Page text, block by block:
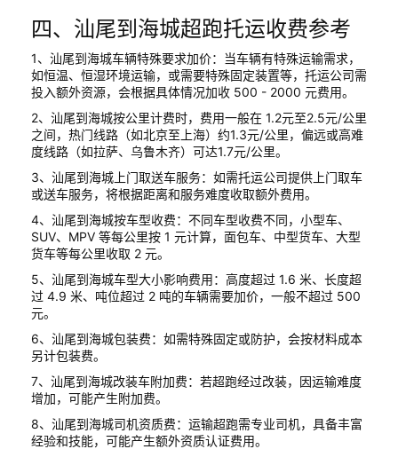
四、汕尾到海城超跑托运收费参考
1、汕尾到海城车辆特殊要求加价：当车辆有特殊运输需求，
如恒温、恒湿环境运输，或需要特殊固定装置等，托运公司需
投入额外资源，会根据具体情况加收 500 - 2000 元费用。
2、汕尾到海城按公里计费时，费用一般在 1.2元至2.5元/公里
之间，热门线路（如北京至上海）约1.3元/公里，偏远或高难
度线路（如拉萨、乌鲁木齐）可达1.7元/公里。
3、汕尾到海城上门取送车服务：如需托运公司提供上门取车
或送车服务，将根据距离和服务难度收取额外费用。
4、汕尾到海城按车型收费：不同车型收费不同，小型车、
SUV、MPV 等每公里按 1 元计算，面包车、中型货车、大型
货车等每公里收取 2 元。
5、汕尾到海城车型大小影响费用：高度超过 1.6 米、长度超
过 4.9 米、吨位超过 2 吨的车辆需要加价，一般不超过 500
元。
6、汕尾到海城包装费：如需特殊固定或防护，会按材料成本
另计包装费。
7、汕尾到海城改装车附加费：若超跑经过改装，因运输难度
增加，可能产生附加费。
8、汕尾到海城司机资质费：运输超跑需专业司机，具备丰富
经验和技能，可能产生额外资质认证费用。